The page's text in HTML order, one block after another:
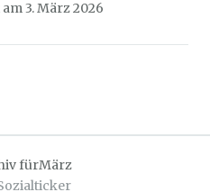
3. März 2026
fürMärz